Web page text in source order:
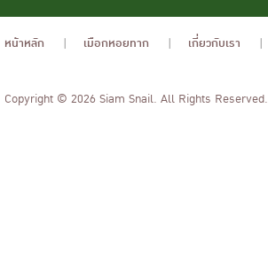
หน้าหลัก เมือกหอยทาก เกี่ยวกับเรา
Copyright © 2026 Siam Snail. All Rights Reserved.